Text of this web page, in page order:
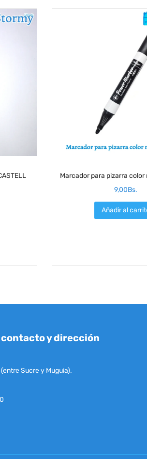
Marcador para pizarra color
9,00Bs.
Añadir al
y dirección
Sucre y Muguia).